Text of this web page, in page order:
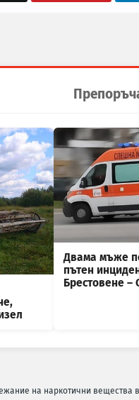
Двама мъже
пътен
Брестовене –
на наркотични вещества в